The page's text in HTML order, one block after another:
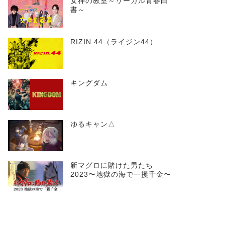
書～
RIZIN.44（ライジン44）
キングダム
ゆるキャン△
新マグロに賭けた男たち
2023〜地獄の海で一攫千金〜